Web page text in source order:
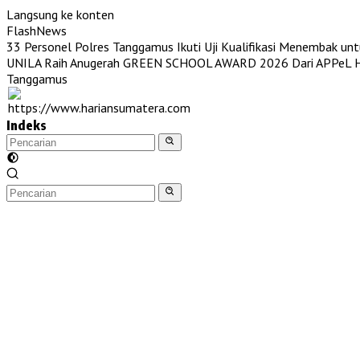
Langsung ke konten
FlashNews
33 Personel Polres Tanggamus Ikuti Uji Kualifikasi Menembak
UNILA Raih Anugerah GREEN SCHOOL AWARD 2026 Dari APPeL
Tanggamus
Indeks